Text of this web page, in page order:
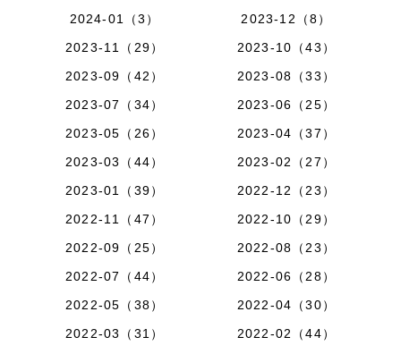
2024-01（3）
2023-12（8）
2023-11（29）
2023-10（43）
2023-09（42）
2023-08（33）
2023-07（34）
2023-06（25）
2023-05（26）
2023-04（37）
2023-03（44）
2023-02（27）
2023-01（39）
2022-12（23）
2022-11（47）
2022-10（29）
2022-09（25）
2022-08（23）
2022-07（44）
2022-06（28）
2022-05（38）
2022-04（30）
2022-03（31）
2022-02（44）